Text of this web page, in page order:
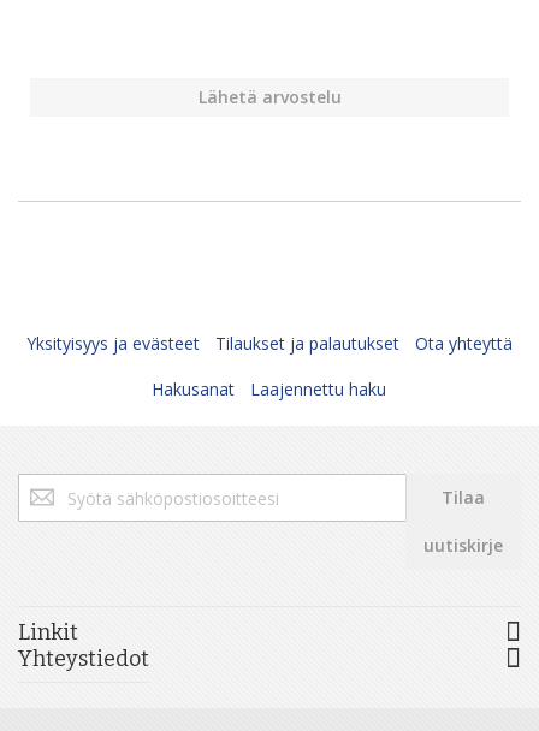
Lähetä arvostelu
Yksityisyys ja evästeet Tilaukset ja palautukset
Ota yhteyttä
Hakusanat
Laajennettu haku
Tilaa
uutiskirjeemme:
Tilaa
uutiskirje
Linkit
Yhteystiedot